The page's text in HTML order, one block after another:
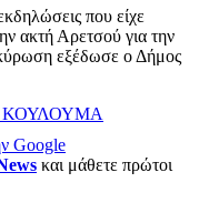
που είχε
ακτή Αρετσού για την
εξέδωσε ο Δήμος
ΚΟΥΛΟΥΜΑ
Google
και μάθετε πρώτοι